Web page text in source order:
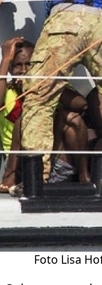
Foto Lisa